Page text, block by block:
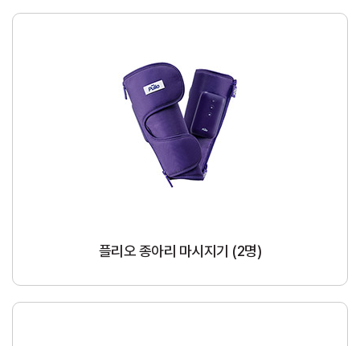
플리오 종아리 마시지기 (2명)